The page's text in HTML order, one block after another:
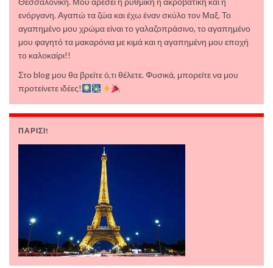
ενόργανη. Αγαπώ τα ζώα και έχω έναν σκύλο τον Μαξ. Το
αγαπημένο μου χρώμα είναι το γαλαζοπράσινο, το αγαπημένο
μου φαγητό τα μακαρόνια με κιμά και η αγαπημένη μου εποχή
το καλοκαίρι!!
Στο blog μου θα βρείτε ό,τι θέλετε. Φυσικά, μπορείτε να μου
προτείνετε ιδέες!
ΠΑΡΙΣΙ!